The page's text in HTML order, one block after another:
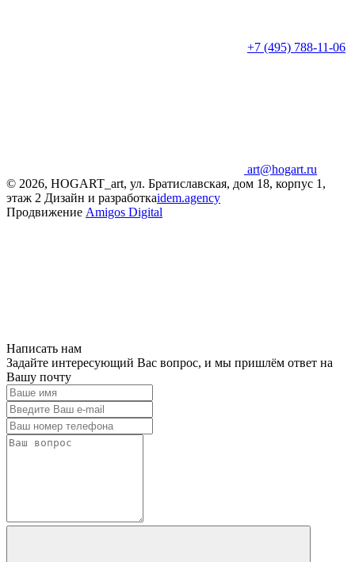
+7 (495) 788-11-06
art@hogart.ru
© 2026, HOGART_art, ул. Братиславская, дом 18, корпус 1,
этаж 2 Дизайн и разработкаidem.agency
Продвижение Amigos Digital
Написать нам
Задайте интересующий Вас вопрос, и мы пришлём ответ на
Вашу почту